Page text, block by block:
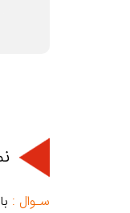
سـوال :